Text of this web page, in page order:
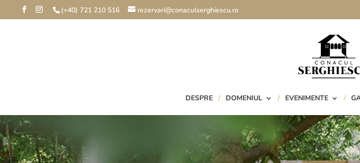
(+40) 721 210 516 rezervari@conaculserghiescu.ro
DESPRE DOMENIUL EVENIMENTE